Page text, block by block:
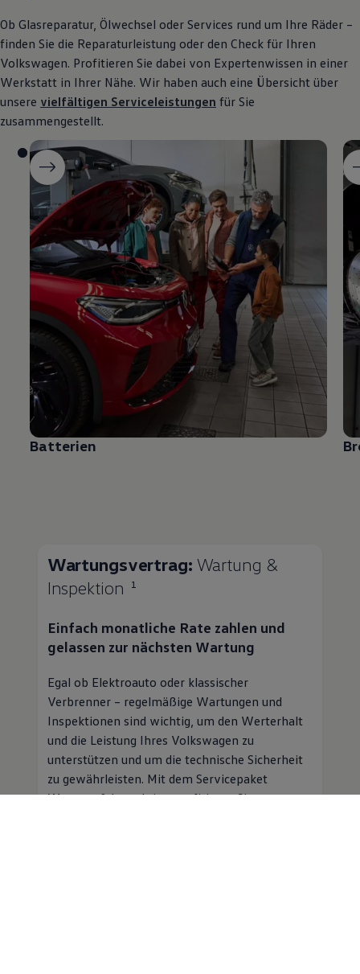
Ob Glasreparatur, Ölwechsel oder Services rund um Ihre Räder –
finden Sie die Reparaturleistung oder den Check für Ihren
Volkswagen. Profitieren Sie dabei von Expertenwissen in einer
Werkstatt in Ihrer Nähe. Wir haben auch eine Übersicht über
unsere vielfältigen Serviceleistungen für Sie
zusammengestellt.
Batterien
Wartungsvertrag: Wartung &
Inspektion
1
Einfach monatliche Rate zahlen und
gelassen zur nächsten Wartung
Egal ob Elektroauto oder klassischer
Verbrenner – regelmäßige Wartungen und
Inspektionen sind wichtig, um den Werterhalt
und die Leistung Ihres Volkswagen zu
unterstützen und um die technische Sicherheit
zu gewährleisten. Mit dem Servicepaket
Wartung & Inspektion profitieren Sie von